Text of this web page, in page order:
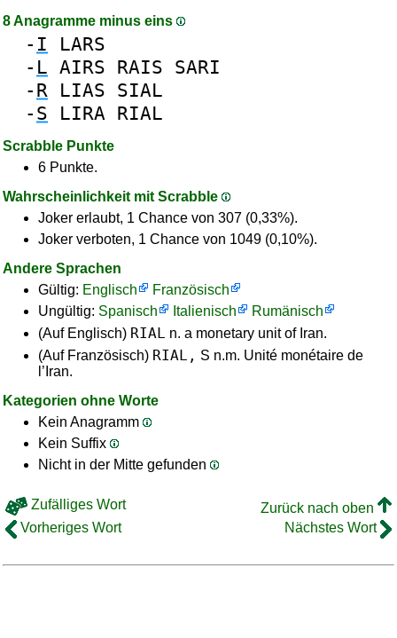
8 Anagramme minus eins
- I
LARS
- L AIRS RAIS SARI
- R LIAS SIAL
- S LIRA RIAL
Scrabble Punkte
6 Punkte.
Wahrscheinlichkeit mit Scrabble
Joker erlaubt, 1 Chance von 307 (0,33%).
Joker verboten, 1 Chance von 1049 (0,10%).
Andere Sprachen
Gültig: Englisch
Französisch
Ungültig: Spanisch Italienisch
Rumänisch
(Auf Englisch) RIAL n. a monetary unit of Iran.
(Auf Französisch) RIAL, S n.m. Unité monétaire de
l’Iran.
Kategorien ohne Worte
Kein Anagramm
Kein Suffix
Nicht in der Mitte gefunden
Zufälliges Wort
Zurück nach oben
Vorheriges Wort
Nächstes Wort